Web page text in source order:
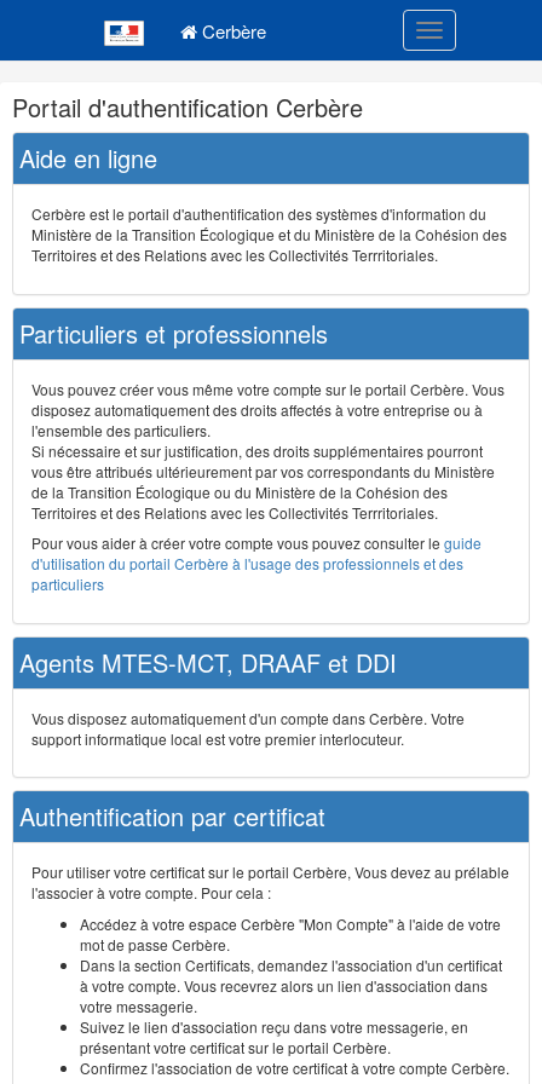
Cerbère Toggle
Navigation
et
outils
annexes
Portail d'authentification Cerbère
Aide en ligne
Cerbère est le portail d'authentification des systèmes d'information du
Ministère de la Transition Écologique et du Ministère de la Cohésion des
Territoires et des Relations avec les Collectivités Terrritoriales.
Particuliers et professionnels
Vous pouvez créer vous même votre compte sur le portail Cerbère. Vous
disposez automatiquement des droits affectés à votre entreprise ou à
l'ensemble des particuliers.
Si nécessaire et sur justification, des droits supplémentaires pourront
vous être attribués ultérieurement par vos correspondants du Ministère
de la Transition Écologique ou du Ministère de la Cohésion des
Territoires et des Relations avec les Collectivités Terrritoriales.
Pour vous aider à créer votre compte vous pouvez consulter le guide
d'utilisation du portail Cerbère à l'usage des professionnels et des
particuliers
Agents MTES-MCT, DRAAF et DDI
Vous disposez automatiquement d'un compte dans Cerbère. Votre
support informatique local est votre premier interlocuteur.
Authentification par certificat
Pour utiliser votre certificat sur le portail Cerbère, Vous devez au prélable
l'associer à votre compte. Pour cela :
Accédez à votre espace Cerbère "Mon Compte" à l'aide de votre
mot de passe Cerbère.
Dans la section Certificats, demandez l'association d'un certificat
à votre compte. Vous recevrez alors un lien d'association dans
votre messagerie.
Suivez le lien d'association reçu dans votre messagerie, en
présentant votre certificat sur le portail Cerbère.
Confirmez l'association de votre certificat à votre compte Cerbère.